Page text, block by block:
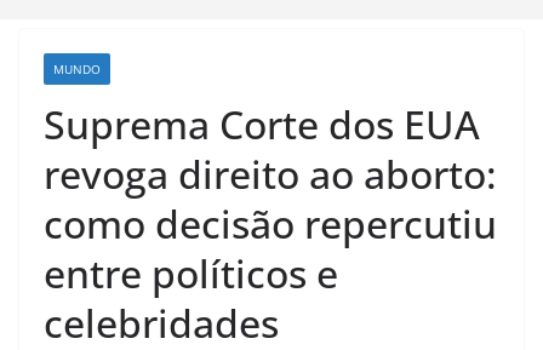
MUNDO
Suprema Corte dos EUA
revoga direito ao aborto:
como decisão repercutiu
entre políticos e
celebridades